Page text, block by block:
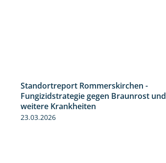
6:11
Standortreport Rommerskirchen -
Fungizidstrategie gegen Braunrost und
weitere Krankheiten
23.03.2026